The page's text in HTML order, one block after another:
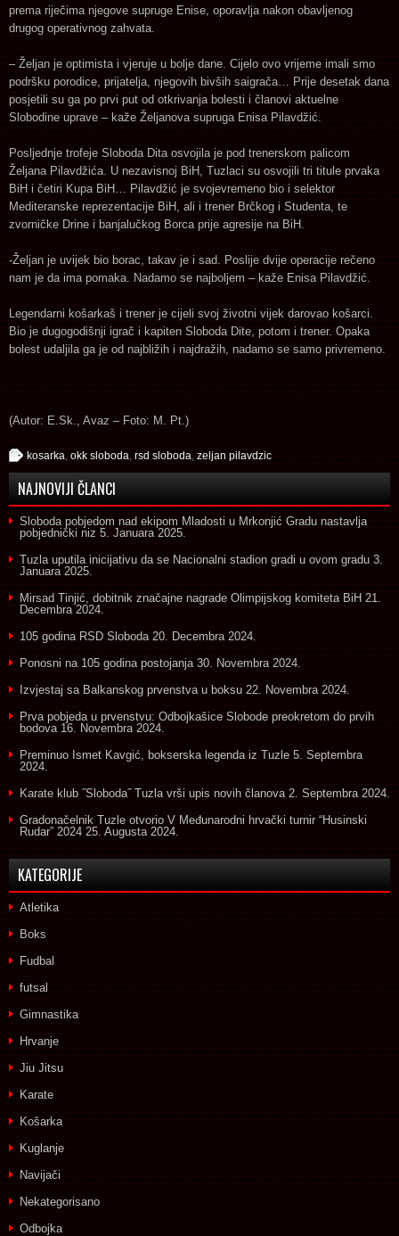
prema riječima njegove supruge Enise, oporavlja nakon obavljenog
drugog operativnog zahvata.
– Željan je optimista i vjeruje u bolje dane. Cijelo ovo vrijeme imali smo
podršku porodice, prijatelja, njegovih bivših saigrača… Prije desetak dana
posjetili su ga po prvi put od otkrivanja bolesti i članovi aktuelne
Slobodine uprave – kaže Željanova supruga Enisa Pilavdžić.
Posljednje trofeje Sloboda Dita osvojila je pod trenerskom palicom
Željana Pilavdžića. U nezavisnoj BiH, Tuzlaci su osvojili tri titule prvaka
BiH i četiri Kupa BiH… Pilavdžić je svojevremeno bio i selektor
Mediteranske reprezentacije BiH, ali i trener Brčkog i Studenta, te
zvorničke Drine i banjalučkog Borca prije agresije na BiH.
-Željan je uvijek bio borac, takav je i sad. Poslije dvije operacije rečeno
nam je da ima pomaka. Nadamo se najboljem – kaže Enisa Pilavdžić.
Legendarni košarkaš i trener je cijeli svoj životni vijek darovao košarci.
Bio je dugogodišnji igrač i kapiten Sloboda Dite, potom i trener. Opaka
bolest udaljila ga je od najbližih i najdražih, nadamo se samo privremeno.
(Autor: E.Sk., Avaz – Foto: M. Pt.)
kosarka okk sloboda rsd sloboda zeljan pilavdzic
NAJNOVIJI ČLANCI
Sloboda pobjedom nad ekipom Mladosti u Mrkonjić Gradu nastavlja
pobjednički niz 5. Januara 2025.
Tuzla uputila inicijativu da se Nacionalni stadion gradi u ovom gradu 3.
Januara 2025.
Mirsad Tinjić, dobitnik značajne nagrade Olimpijskog komiteta BiH 21.
Decembra 2024.
105 godina RSD Sloboda 20. Decembra 2024.
Ponosni na 105 godina postojanja 30. Novembra 2024.
Izvjestaj sa Balkanskog prvenstva u boksu 22. Novembra 2024.
Prva pobjeda u prvenstvu: Odbojkašice Slobode preokretom do prvih
bodova 16. Novembra 2024.
Preminuo Ismet Kavgić, bokserska legenda iz Tuzle 5. Septembra
2024.
Karate klub ˝Sloboda˝ Tuzla vrši upis novih članova 2. Septembra 2024.
Gradonačelnik Tuzle otvorio V Međunarodni hrvački turnir “Husinski
Rudar” 2024 25. Augusta 2024.
KATEGORIJE
Atletika
Boks
Fudbal
futsal
Gimnastika
Hrvanje
Jiu Jitsu
Karate
Košarka
Kuglanje
Navijači
Nekategorisano
Odbojka